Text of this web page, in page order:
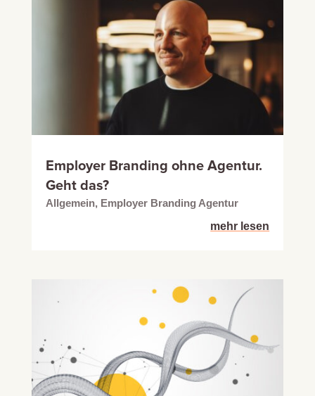
Employer Branding ohne Agentur.
Geht das?
Allgemein, Employer Branding Agentur
mehr lesen